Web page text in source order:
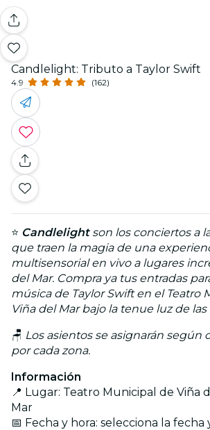
Candlelight: Tributo a Taylor Swift
4.9 (162)
⭐ Candlelightson los conciertos a
que traen la magia de una
multisensorial en vivo a lugares
del Mar. Compra ya tus entradas
música de Taylor Swift en el Teatro
Viña del Mar bajo la tenue luz de las
🪑 Los asientos se asignarán según
por cada zona.
Información
📍 Lugar: Teatro Municipal de Viña
Mar
📅 Fecha y hora: selecciona la fecha